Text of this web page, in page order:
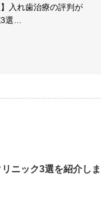
】入れ歯治療の評判が
選…
ニック3選を紹介しま